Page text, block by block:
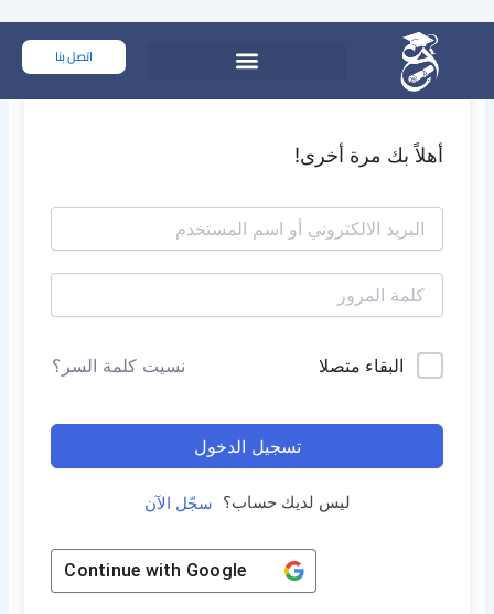
المحتوى
اتصل بنا
أهلاً بك مرة أخرى!
البقاء متصلا نسيت كلمة السر؟
تسجيل الدخول
ليس لديك حساب؟ سجّل الآن
Continue with Google